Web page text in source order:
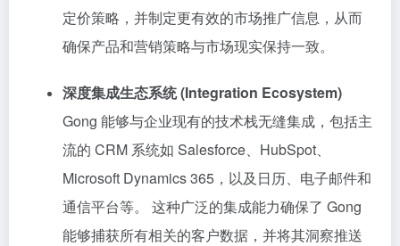
定价策略，并制定更有效的市场推广信息，从而
确保产品和营销策略与市场现实保持一致。
深度集成生态系统 (Integration Ecosystem)
Gong 能够与企业现有的技术栈无缝集成，包括主
流的 CRM 系统如 Salesforce、HubSpot、
Microsoft Dynamics 365，以及日历、电子邮件和
通信平台等。 这种广泛的集成能力确保了 Gong
能够捕获所有相关的客户数据，并将其洞察推送